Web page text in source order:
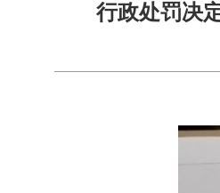
行政处罚决